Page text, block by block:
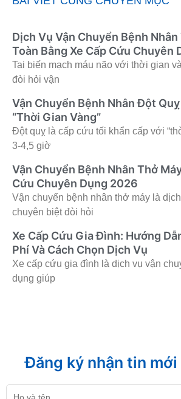
Dịch Vụ Vận Chuyển Bệnh Nhân
Toàn Bằng Xe Cấp Cứu Chuyên
Tai biến mạch máu não với thời gian
đòi hỏi vận
Vận Chuyển Bệnh Nhân Đột
“Thời Gian Vàng”
Đột quỵ là cấp cứu tối khẩn cấp với
3-4,5 giờ
Vận Chuyển Bệnh Nhân Thở
Cứu Chuyên Dụng 2026
Vận chuyển bệnh nhân thở máy là
chuyên biệt đòi hỏi
Xe Cấp Cứu Gia Đình: Hướng
Phí Và Cách Chọn Dịch Vụ
Xe cấp cứu gia đình là dịch vụ vận
dụng giúp
Đăng ký nhận tin mới